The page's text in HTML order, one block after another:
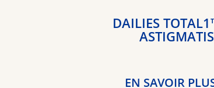
DAILIES
EN SAVOIR